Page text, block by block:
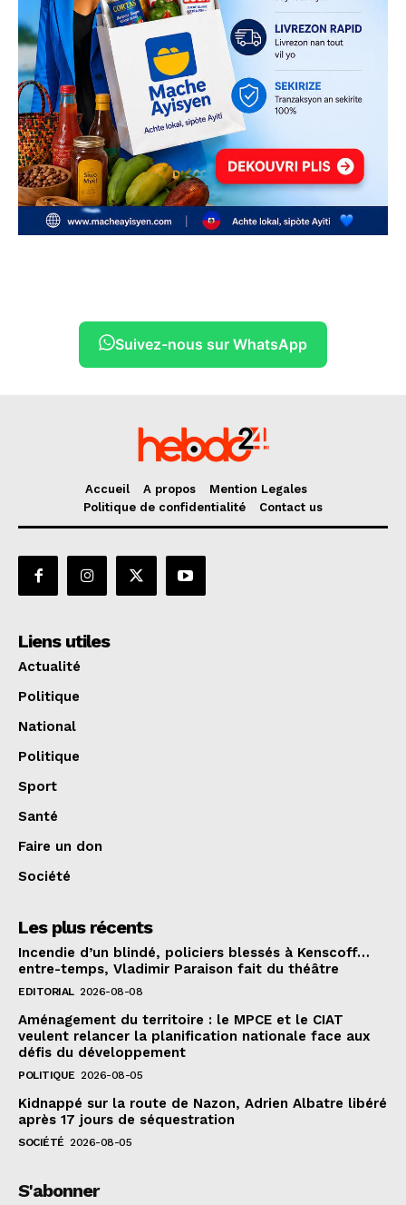
Suivez-nous sur WhatsApp
Accueil A propos
Mention Legales
Politique de confidentialité
Contact us
Liens utiles
Actualité
Politique
National
Politique
Sport
Santé
Faire un don
Société
Les plus récents
Incendie d’un blindé, policiers blessés à Kenscoff…
entre-temps, Vladimir Paraison fait du théâtre
EDITORIAL 2026-08-08
Aménagement du territoire : le MPCE et le CIAT
veulent relancer la planification nationale face aux
défis du développement
POLITIQUE 2026-08-05
Kidnappé sur la route de Nazon, Adrien Albatre libéré
après 17 jours de séquestration
SOCIÉTÉ 2026-08-05
S'abonner